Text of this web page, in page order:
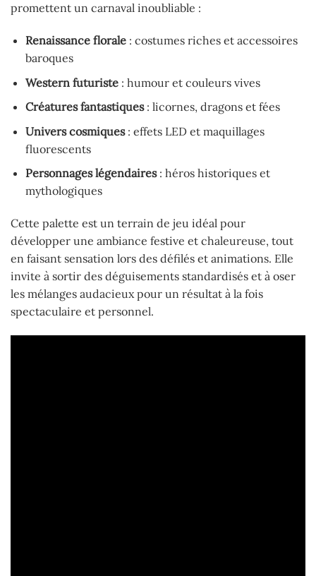
promettent un carnaval inoubliable :
Renaissance florale: costumes riches et accessoires
baroques
Western futuriste: humour et couleurs vives
Créatures fantastiques: licornes, dragons et fées
Univers cosmiques: effets LED et maquillages
fluorescents
Personnages légendaires: héros historiques et
mythologiques
Cette palette est un terrain de jeu idéal pour
développer une ambiance festive et chaleureuse, tout
en faisant sensation lors des défilés et animations. Elle
invite à sortir des déguisements standardisés et à oser
les mélanges audacieux pour un résultat à la fois
spectaculaire et personnel.